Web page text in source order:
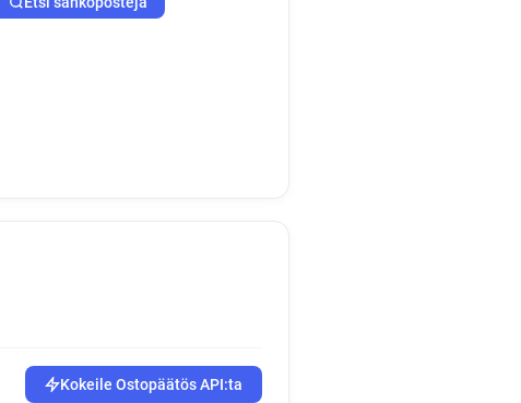
w*****@telegram.org
Kokeile Ostopäätös API:ta